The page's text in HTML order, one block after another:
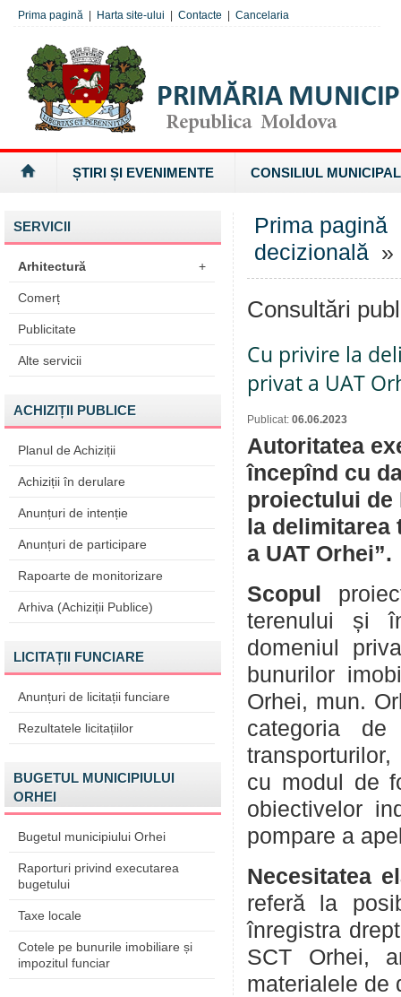
Prima pagină Harta site-ului Contacte Cancelaria
ȘTIRI ȘI EVENIMENTE CONSILIUL MUNICIPAL
SERVICII
Arhitectură +
Comerț
Publicitate
Alte servicii
ACHIZIȚII PUBLICE
Planul de Achiziții
Achiziții în derulare
Anunțuri de intenție
Anunțuri de participare
Rapoarte de monitorizare
Arhiva (Achiziții Publice)
LICITAȚII FUNCIARE
Anunțuri de licitații funciare
Rezultatele licitațiilor
BUGETUL MUNICIPIULUI
ORHEI
Bugetul municipiului Orhei
Raporturi privind executarea
bugetului
Taxe locale
Cotele pe bunurile imobiliare și
impozitul funciar
Prima pagină
decizională »
Consultări
Cu privire la
privat a UAT
Publicat: 06.06.2023
Autoritatea
începînd cu
proiectului de
la
a UAT Orhei”.
Scopul
terenului și
domeniul
bunurilor
Orhei, mun.
categoria de
cu modul de
obiectivelor
pompare a
Necesitatea
referă la
înregistra
SCT Orhei,
materialele de